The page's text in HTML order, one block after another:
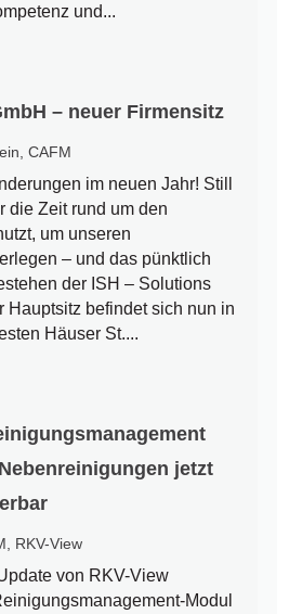
und...
– neuer Firmensitz
,CAFM
im neuen Jahr! Still
die Zeit rund um den
um unseren
– und das pünktlich
der ISH – Solutions
Hauptsitz befindet sich nun in
Häuser St....
jetzt
RKV-View
von RKV-View
Modul